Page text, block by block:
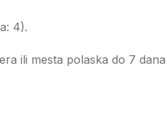
4).
ili mesta polaska do 7 dana